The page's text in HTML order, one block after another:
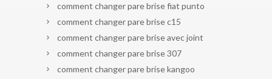
comment changer pare brise fiat punto
comment changer pare brise c15
comment changer pare brise avec joint
comment changer pare brise 307
comment changer pare brise kangoo